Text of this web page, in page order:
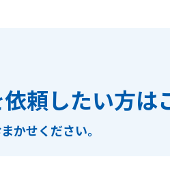
頼したい方は
かせください。